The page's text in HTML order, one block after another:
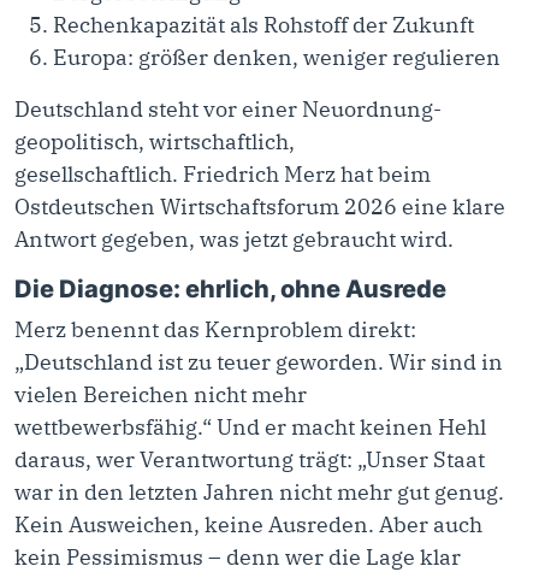
Rechenkapazität als Rohstoff der Zukunft
Europa: größer denken, weniger regulieren
Deutschland steht vor einer Neuordnung-
geopolitisch, wirtschaftlich,
gesellschaftlich. Friedrich Merz hat beim
Ostdeutschen Wirtschaftsforum 2026 eine klare
Antwort gegeben, was jetzt gebraucht wird.
Die Diagnose: ehrlich, ohne Ausrede
Merz benennt das Kernproblem direkt:
„Deutschland ist zu teuer geworden. Wir sind in
vielen Bereichen nicht mehr
wettbewerbsfähig.“ Und er macht keinen Hehl
daraus, wer Verantwortung trägt: „Unser Staat
war in den letzten Jahren nicht mehr gut genug.
Kein Ausweichen, keine Ausreden. Aber auch
kein Pessimismus – denn wer die Lage klar